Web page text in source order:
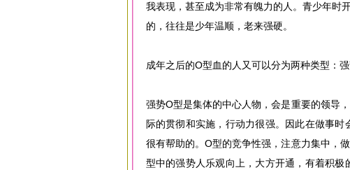
我表现，甚至成为非常有魄力的人。青少年时
的，往往是少年温顺，老来强硬。
成年之后的O型血的人又可以分为两种类型：强
强势O型是集体的中心人物，会是重要的领导
际的贯彻和实施，行动力很强。因此在做事
很有帮助的。O型的竞争性强，注意力集中，
型中的强势人乐观向上，大方开通，有着积极